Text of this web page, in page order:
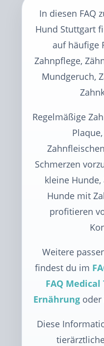
In diesen FAQ
Hund Stuttgart
auf häufige
Zahnpflege,
Mundgeruch,
Regelmäßige
Schmerzen
kleine
Hunde mit
profitieren
Weitere
findest du im
FAQ
Ernährungoder
Diese